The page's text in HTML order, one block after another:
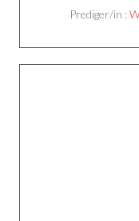
Prediger/in :